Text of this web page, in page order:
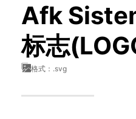
Afk
标志
格式：.svg